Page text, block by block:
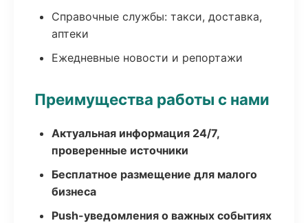
Справочные службы: такси, доставка,
аптеки
Ежедневные новости и репортажи
Преимущества работы с нами
Актуальная информация 24/7,
проверенные источники
Бесплатное размещение для малого
бизнеса
Push-уведомления о важных событиях